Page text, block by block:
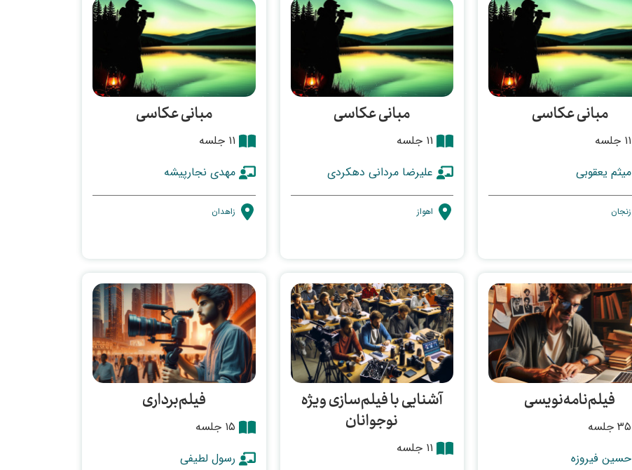
مبانی عکاسی
۱۱ جلسه
میثم یعقوبی
زنجان
مبانی عکاسی
۱۱ جلسه
علیرضا مردانی دهکردی
اهواز
مبانی عکاسی
۱۱ جلسه
مهدی نجارپیشه
زاهدان
فیلم‌نامه‌نویسی
۳۵ جلسه
حسین فیروزه
آشنایی با فیلم‌سازی ویژه
نوجوانان
۱۱ جلسه
فیلم‌برداری
۱۵ جلسه
رسول لطیفی